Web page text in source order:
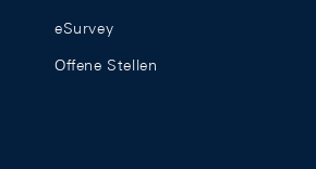
eSurvey
Offene Stellen